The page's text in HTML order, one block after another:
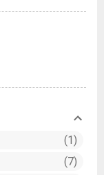
1
7
를 사용하겠
터로 변환한 결과
록 변환하는 시간
완벽하게 패스
상태에서 한번 더
미지 선택 후...